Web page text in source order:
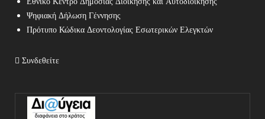
Ψηφιακή Δήλωση Γέννησης
Πρότυπο Κώδικα Δεοντολογίας Εσωτερικών Ελεγκτών
Συνδεθείτε